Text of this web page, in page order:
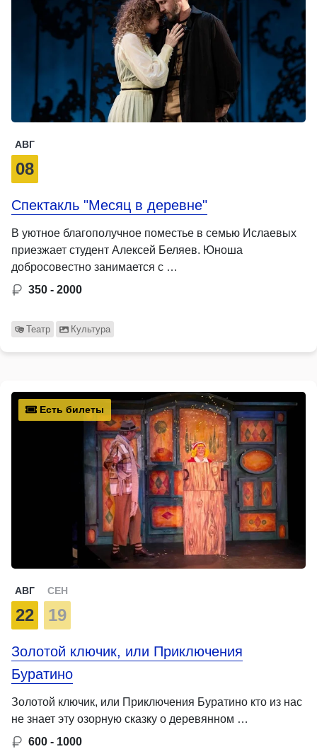
АВГ
08
Спектакль "Месяц в деревне"
В уютное благополучное поместье в семью Ислаевых
приезжает студент Алексей Беляев. Юноша
добросовестно занимается с …
350 - 2000
Театр Культура
Есть билеты
АВГ
22
СЕН
19
Золотой ключик, или Приключения
Буратино
Золотой ключик, или Приключения Буратино кто из нас
не знает эту озорную сказку о деревянном …
600 - 1000